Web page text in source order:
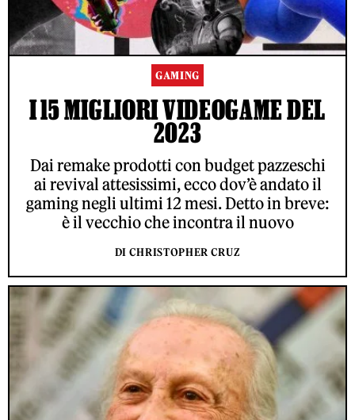
GAMING
I 15 MIGLIORI VIDEOGAME DEL
2023
Dai remake prodotti con budget pazzeschi
ai revival attesissimi, ecco dov’è andato il
gaming negli ultimi 12 mesi. Detto in breve:
è il vecchio che incontra il nuovo
DI CHRISTOPHER CRUZ